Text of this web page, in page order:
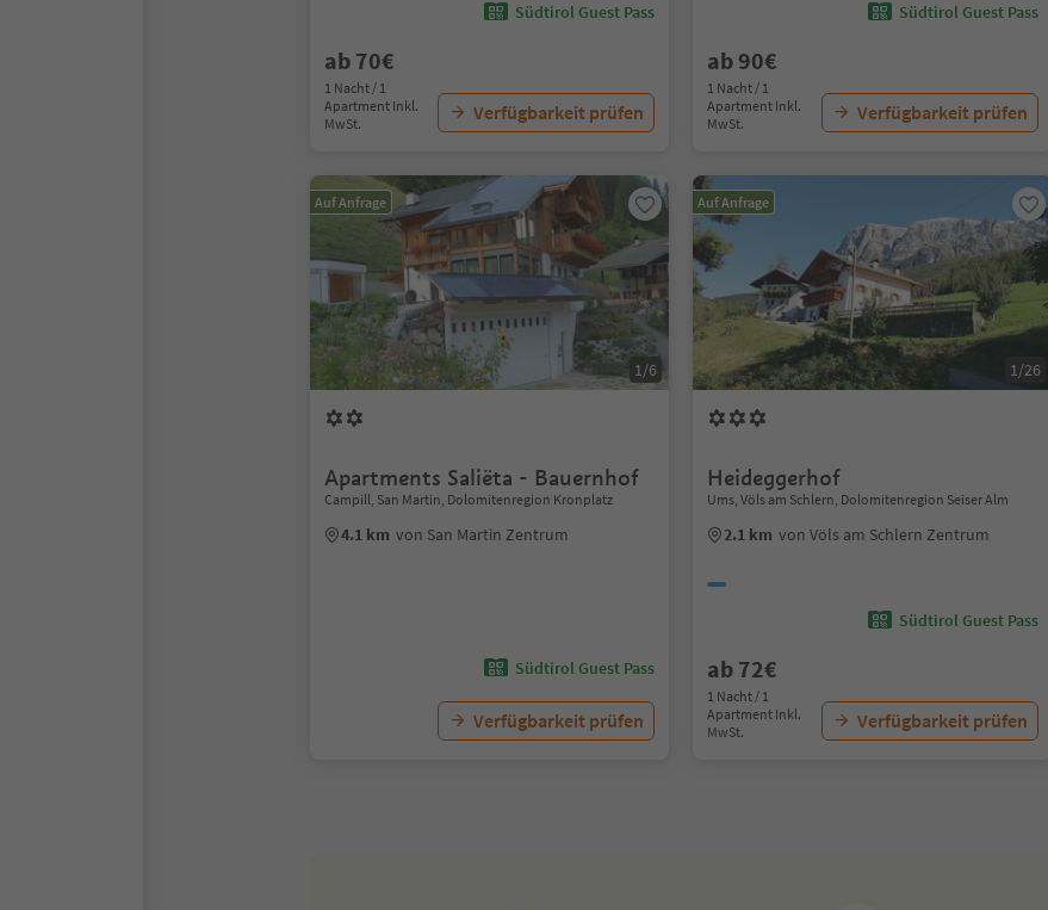
Südtirol Guest Pass
ab 70€
1 Nacht / 1
Apartment Inkl.
MwSt.
Verfügbarkeit prüfen
Südtirol Guest Pass
ab 90€
1 Nacht / 1
Apartment Inkl.
MwSt.
Verfügbarkeit prüfen
Auf Anfrage
1/6
Apartments Saliëta - Bauernhof
Campill, San Martin, Dolomitenregion Kronplatz
4.1 km von San Martin Zentrum
Südtirol Guest Pass
Verfügbarkeit prüfen
Auf Anfrage
1/26
Heideggerhof
Ums, Völs am Schlern, Dolomitenregion Seiser Alm
2.1 km von Völs am Schlern Zentrum
Südtirol Guest Pass
ab 72€
1 Nacht / 1
Apartment Inkl.
MwSt.
Verfügbarkeit prüfen